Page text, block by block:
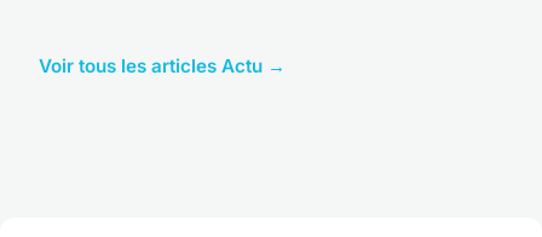
Voir tous les articles Actu →